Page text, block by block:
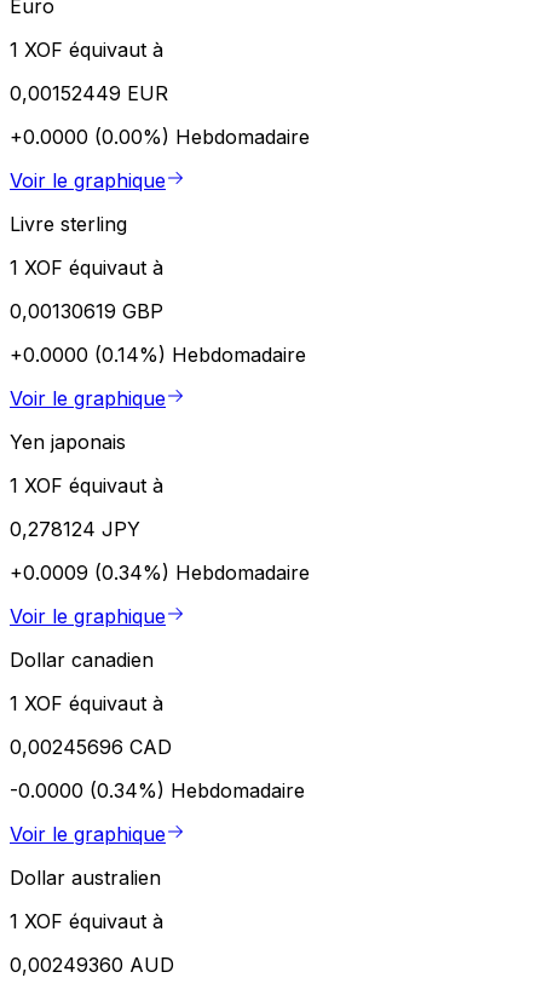
Euro
1 XOF équivaut à
0,00152449 EUR
+0.0000 (0.00%) Hebdomadaire
Voir le graphique
Livre sterling
1 XOF équivaut à
0,00130619 GBP
+0.0000 (0.14%) Hebdomadaire
Voir le graphique
Yen japonais
1 XOF équivaut à
0,278124 JPY
+0.0009 (0.34%) Hebdomadaire
Voir le graphique
Dollar canadien
1 XOF équivaut à
0,00245696 CAD
-0.0000 (0.34%) Hebdomadaire
Voir le graphique
Dollar australien
1 XOF équivaut à
0,00249360 AUD